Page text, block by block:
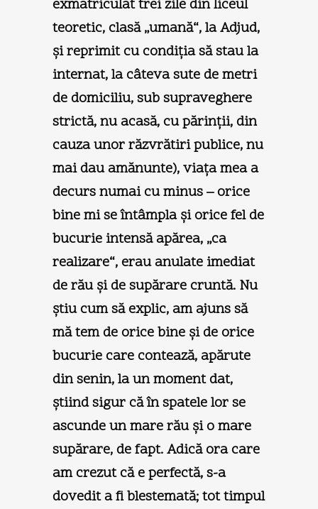
exmatriculat trei zile din liceul
teoretic, clasă „umană“, la Adjud,
şi reprimit cu condiţia să stau la
internat, la câteva sute de metri
de domiciliu, sub supraveghere
strictă, nu acasă, cu părinţii, din
cauza unor răzvrătiri publice, nu
mai dau amănunte), viaţa mea a
decurs numai cu minus – orice
bine mi se întâmpla şi orice fel de
bucurie intensă apărea, „ca
realizare“, erau anulate imediat
de rău şi de supărare cruntă. Nu
ştiu cum să explic, am ajuns să
mă tem de orice bine şi de orice
bucurie care contează, apărute
din senin, la un moment dat,
ştiind sigur că în spatele lor se
ascunde un mare rău şi o mare
supărare, de fapt. Adică ora care
am crezut că e perfectă, s-a
dovedit a fi blestemată; tot timpul